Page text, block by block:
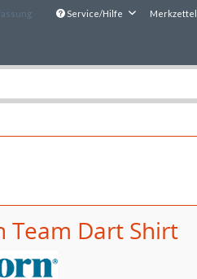
Service/Hilfe Merkzettel
Team Dart Shirt